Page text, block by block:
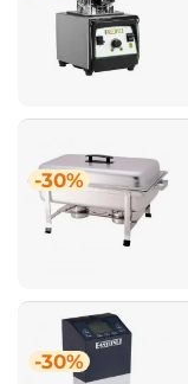
-30%
-30%